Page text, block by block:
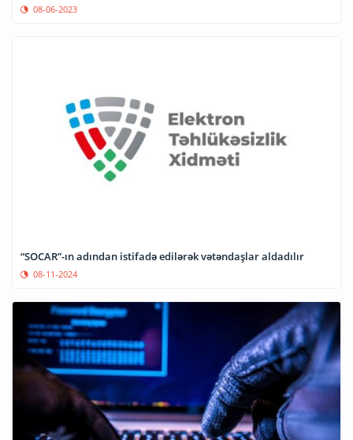
08-06-2023
“SOCAR”-ın adından istifadə edilərək vətəndaşlar aldadılır
08-11-2024